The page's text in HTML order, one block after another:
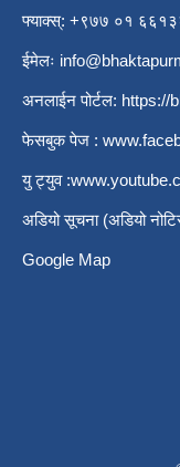
फ्याक्स्: +९७७ ०१
ईमेलः
अनलाईन पोर्टल: https://
फेसबुक पेज :
यु ट्युव :
अडियो सूचना (अडियो
Google Map